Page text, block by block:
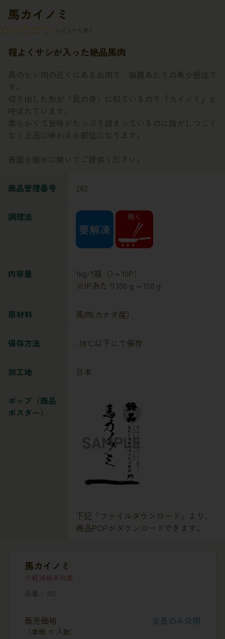
馬カイノミ
レビューを書く
程よくサシが入った絶品馬肉
馬のヒレ肉の近くにあるお肉で、脇腹あたりの希少部位で
す。
切り出した形が「貝の身」に似ているので『カイノミ』と
呼ばれています。
柔らかくて旨味がたっぷり詰まっているのに脂がしつこく
なく上品に味わえる部位になります。
表面を強めに焼いてご提供ください。
商品管理番号 282
調理法
内容量
1kg/1箱（7～10P）
※1Pあたり100ｇ～150ｇ
原材料 馬肉(カナダ産)
保存方法 -18℃以下にて保存
加工地 日本
ポップ（商品
ポスター）
下記「ファイルダウンロード」より、
商品POPがダウンロードできます。
馬カイノミ
軽減税率対象
品番
282
販売価格
（単価 × 入数）
会員のみ公開